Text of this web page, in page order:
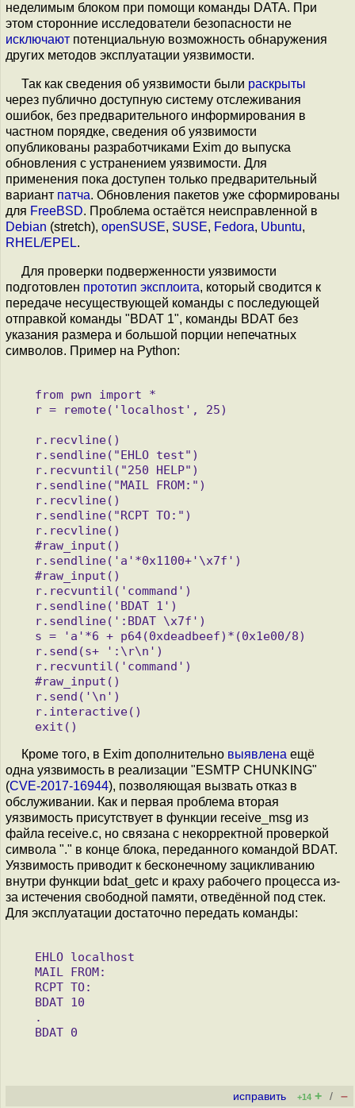
неделимым блоком при помощи команды DATA. При
этом сторонние исследователи безопасности не
исключают потенциальную возможность обнаружения
других методов эксплуатации уязвимости.
Так как сведения об уязвимости были раскрыты
через публично доступную систему отслеживания
ошибок, без предварительного информирования в
частном порядке, сведения об уязвимости
опубликованы разработчиками Exim до выпуска
обновления с устранением уязвимости. Для
применения пока доступен только предварительный
вариант патча. Обновления пакетов уже сформированы
для FreeBSD. Проблема остаётся неисправленной в
Debian (stretch), openSUSE, SUSE, Fedora, Ubuntu,
RHEL/EPEL.
Для проверки подверженности уязвимости
подготовлен прототип эксплоита, который сводится к
передаче несуществующей команды с последующей
отправкой команды "BDAT 1", команды BDAT без
указания размера и большой порции непечатных
символов. Пример на Python:
   r.sendline("MAIL FROM:
")
   r.sendline("RCPT TO:
")
Кроме того, в Exim дополнительно выявлена ещё
одна уязвимость в реализации "ESMTP CHUNKING"
(CVE-2017-16944), позволяющая вызвать отказ в
обслуживании. Как и первая проблема вторая
уязвимость присутствует в функции receive_msg из
файла receive.c, но связана с некорректной проверкой
символа "." в конце блока, переданного командой BDAT.
Уязвимость приводит к бесконечному зацикливанию
внутри функции bdat_getc и краху рабочего процесса из-
за истечения свободной памяти, отведённой под стек.
Для эксплуатации достаточно передать команды:
   MAIL FROM:
   RCPT TO:
исправить +14 + / –